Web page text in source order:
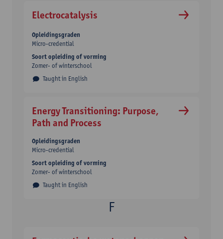
Electrocatalysis
Taught in English
Opleidingsgraden
Micro-credential
Soort opleiding of vorming
Zomer- of winterschool
Energy Transitioning: Purpose,
Path and Process
Taught in English
Opleidingsgraden
Micro-credential
Soort opleiding of vorming
Zomer- of winterschool